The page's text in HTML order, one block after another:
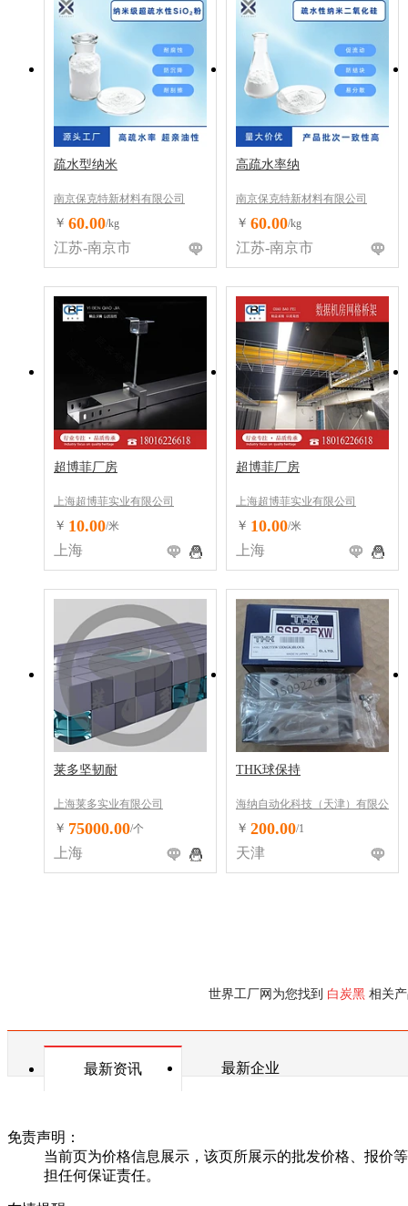
疏水型纳米
南京保克特新材料有限公司
￥ 60.00/kg
江苏-南京市
高疏水率纳
南京保克特新材料有限公司
￥ 60.00/kg
江苏-南京市
超博菲厂房
上海超博菲实业有限公司
￥ 10.00/米
上海
超博菲厂房
上海超博菲实业有限公司
￥ 10.00/米
上海
莱多坚韧耐
上海莱多实业有限公司
￥ 75000.00/个
上海
THK球保持
海纳自动化科技（天津）有限公
司
￥ 200.00/1
天津
世界工厂网为您找到 白炭黑 相关
最新资讯 最新企业
免责声明：
当前页为价格信息展示，该页所展示的批发价格、报价
担任何保证责任。